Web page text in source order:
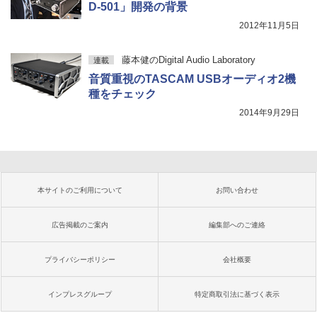
D-501」開発の背景
2012年11月5日
連載 藤本健のDigital Audio Laboratory
音質重視のTASCAM USBオーディオ2機
種をチェック
2014年9月29日
本サイトのご利用について お問い合わせ
広告掲載のご案内 編集部へのご連絡
プライバシーポリシー 会社概要
インプレスグループ 特定商取引法に基づく表示